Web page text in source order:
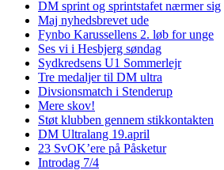
DM sprint og sprintstafet nærmer sig
Maj nyhedsbrevet ude
Fynbo Karussellens 2. løb for unge
Ses vi i Hesbjerg søndag
Sydkredsens U1 Sommerlejr
Tre medaljer til DM ultra
Divsionsmatch i Stenderup
Mere skov!
Støt klubben gennem stikkontakten
DM Ultralang 19.april
23 SvOK’ere på Påsketur
Introdag 7/4